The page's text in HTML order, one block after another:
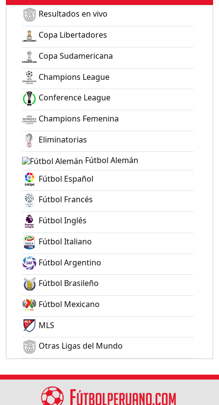
Resultados en vivo
Copa Libertadores
Copa Sudamericana
Champions League
Conference League
Champions Femenina
Eliminatorias
Fútbol Alemán
Fútbol Español
Fútbol Francés
Fútbol Inglés
Fútbol Italiano
Fútbol Argentino
Fútbol Brasileño
Fútbol Mexicano
MLS
Otras Ligas del Mundo